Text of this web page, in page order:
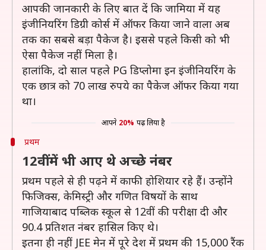
आपकी जानकारी के लिए बात दें कि जामिया में यह
इंजीनियरिंग डिग्री कोर्स में ऑफर किया जाने वाला अब
तक का सबसे बड़ा पैकेज है। इससे पहले किसी को भी
ऐसा पैकेज नहीं मिला है।
हालांकि, दो साल पहले PG डिप्लोमा इन इंजीनियरिंग के
एक छात्र को 70 लाख रुपये का पैकेज ऑफर किया गया
था।
आपने 20% पढ़ लिया है
प्रथम
12वीं में भी आए थे अच्छे नंबर
प्रथम पहले से ही पढ़ने में काफी होशियार रहे हैं। उन्होंने
फिजिक्स, केमिस्ट्री और गणित विषयों के साथ
गाजियाबाद पब्लिक स्कूल से 12वीं की परीक्षा दी और
90.4 प्रतिशत नंबर हासिल किए थे।
इतना ही नहीं JEE मेन में पूरे देश में प्रथम की 15,000 रैंक